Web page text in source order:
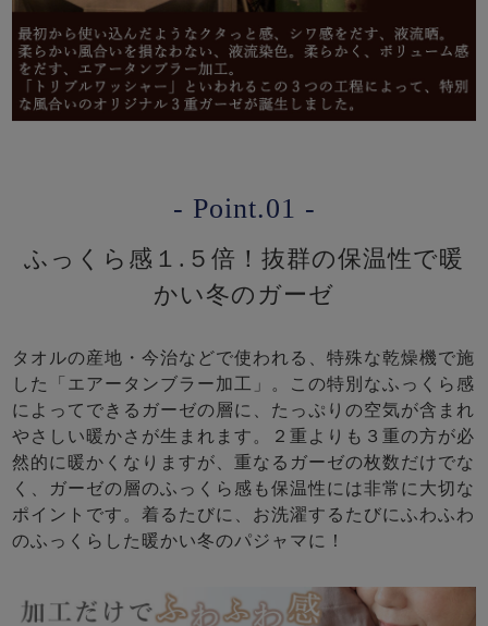
- Point.01 -
ふっくら感１.５倍！抜群の保温性で暖
かい冬のガーゼ
タオルの産地・今治などで使われる、特殊な乾燥機で施
した「エアータンブラー加工」。この特別なふっくら感
によってできるガーゼの層に、たっぷりの空気が含まれ
やさしい暖かさが生まれます。２重よりも３重の方が必
然的に暖かくなりますが、重なるガーゼの枚数だけでな
く、ガーゼの層のふっくら感も保温性には非常に大切な
ポイントです。着るたびに、お洗濯するたびにふわふわ
のふっくらした暖かい冬のパジャマに！